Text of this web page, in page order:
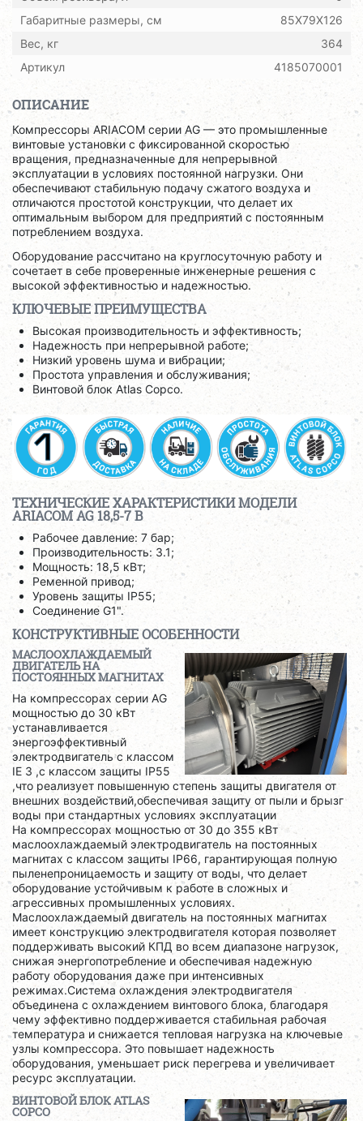
Габаритные размеры, см
85X79X126
Вес, кг
364
Артикул
4185070001
ОПИСАНИЕ
Компрессоры ARIACOM серии AG — это промышленные
винтовые установки с фиксированной скоростью
вращения, предназначенные для непрерывной
эксплуатации в условиях постоянной нагрузки. Они
обеспечивают стабильную подачу сжатого воздуха и
отличаются простотой конструкции, что делает их
оптимальным выбором для предприятий с постоянным
потреблением воздуха.
Оборудование рассчитано на круглосуточную работу и
сочетает в себе проверенные инженерные решения с
высокой эффективностью и надежностью.
КЛЮЧЕВЫЕ ПРЕИМУЩЕСТВА
Высокая производительность и эффективность;
Надежность при непрерывной работе;
Низкий уровень шума и вибрации;
Простота управления и обслуживания;
Винтовой блок Atlas Copco.
ТЕХНИЧЕСКИЕ ХАРАКТЕРИСТИКИ МОДЕЛИ
ARIACOM AG 18,5-7 B
Рабочее давление: 7 бар;
Производительность: 3.1;
Мощность: 18,5 кВт;
Ременной привод;
Уровень защиты IP55;
Соединение G1".
КОНСТРУКТИВНЫЕ ОСОБЕННОСТИ
МАСЛООХЛАЖДАЕМЫЙ
ДВИГАТЕЛЬ НА
ПОСТОЯННЫХ МАГНИТАХ
На компрессорах серии AG
мощностью до 30 кВт
устанавливается
энергоэффективный
электродвигатель с классом
IE 3 ,с классом защиты IP55
,что реализует повышенную степень защиты двигателя от
внешних воздействий,обеспечивая защиту от пыли и брызг
воды при стандартных условиях эксплуатации
На компрессорах мощностью от 30 до 355 кВт
маслоохлаждаемый электродвигатель на постоянных
магнитах с классом защиты IP66, гарантирующая полную
пыленепроницаемость и защиту от воды, что делает
оборудование устойчивым к работе в сложных и
агрессивных промышленных условиях.
Маслоохлаждаемый двигатель на постоянных магнитах
имеет конструкцию электродвигателя которая позволяет
поддерживать высокий КПД во всем диапазоне нагрузок,
снижая энергопотребление и обеспечивая надежную
работу оборудования даже при интенсивных
режимах.Система охлаждения электродвигателя
объединена с охлаждением винтового блока, благодаря
чему эффективно поддерживается стабильная рабочая
температура и снижается тепловая нагрузка на ключевые
узлы компрессора. Это повышает надежность
оборудования, уменьшает риск перегрева и увеличивает
ресурс эксплуатации.
ВИНТОВОЙ БЛОК ATLAS
COPCO